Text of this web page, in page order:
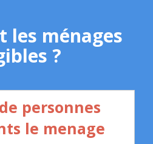
les ménages
?